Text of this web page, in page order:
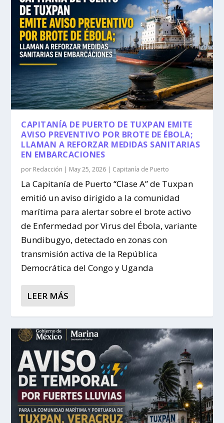
CAPITANÍA DE PUERTO DE TUXPAN EMITE
AVISO PREVENTIVO POR BROTE DE ÉBOLA;
LLAMAN A REFORZAR MEDIDAS SANITARIAS
EN EMBARCACIONES
por Redacción | May 25, 2026 | Capitanía de Puerto
La Capitanía de Puerto “Clase A” de Tuxpan
emitió un aviso dirigido a la comunidad
marítima para alertar sobre el brote activo
de Enfermedad por Virus del Ébola, variante
Bundibugyo, detectado en zonas con
transmisión activa de la República
Democrática del Congo y Uganda
LEER MÁS